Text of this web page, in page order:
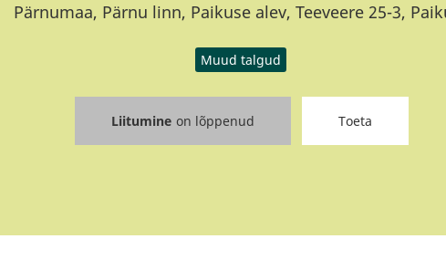
Pärnumaa, Pärnu linn, Paikuse alev, Teeveere 25-3,
Muud talgud
Liitumine on lõppenud Toeta